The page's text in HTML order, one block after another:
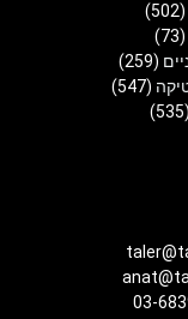
(502)
(73)
(259)
(547)
(535)